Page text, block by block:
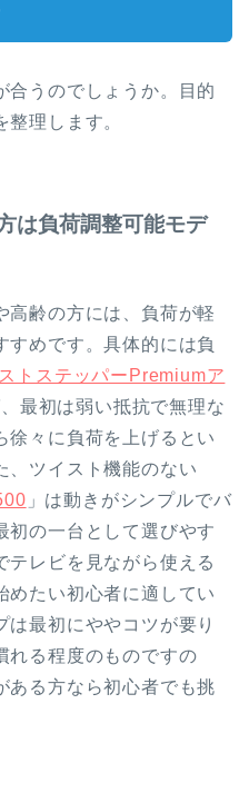
合うのでしょうか。目的
理します。
は負荷調整可能モデ
高齢の方には、負荷が軽
すめです。具体的には負
トステッパーPremiumア
、最初は弱い抵抗で無理な
徐々に負荷を上げるとい
、ツイスト機能のない
」は動きがシンプルでバ
初の一台として選びやす
テレビを見ながら使える
めたい初心者に適してい
は最初にややコツが要り
れる程度のものですの
ある方なら初心者でも挑